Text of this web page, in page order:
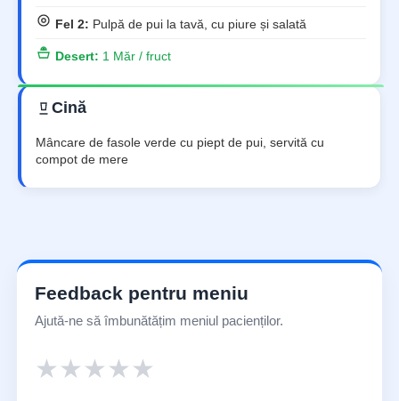
Fel 2: Pulpă de pui la tavă, cu piure și salată
Desert: 1 Măr / fruct
Cină
Mâncare de fasole verde cu piept de pui, servită cu
compot de mere
Feedback pentru meniu
Ajută-ne să îmbunătățim meniul pacienților.
★
★
★
★
★